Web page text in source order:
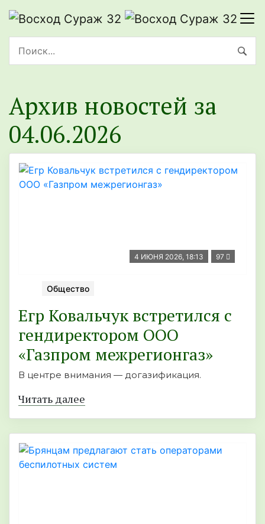
Архив новостей за
04.06.2026
4 ИЮНЯ 2026, 18:13 97
Общество
Егр Ковальчук встретился с
гендиректором ООО
«Газпром межрегионгаз»
В центре внимания — догазификация.
Читать далее